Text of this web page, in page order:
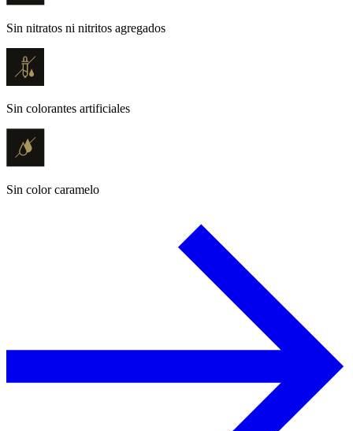
Sin nitratos ni nitritos agregados
Sin colorantes artificiales
Sin color caramelo